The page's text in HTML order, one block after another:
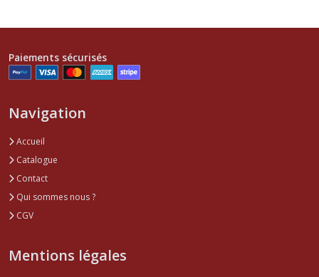
Paiements sécurisés
Navigation
Accueil
Catalogue
Contact
Qui sommes nous ?
CGV
Mentions légales